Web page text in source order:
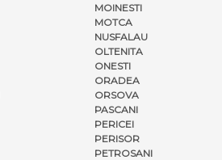
MOINESTI
MOTCA
NUSFALAU
OLTENITA
ONESTI
ORADEA
ORSOVA
PASCANI
PERICEI
PERISOR
PETROSANI